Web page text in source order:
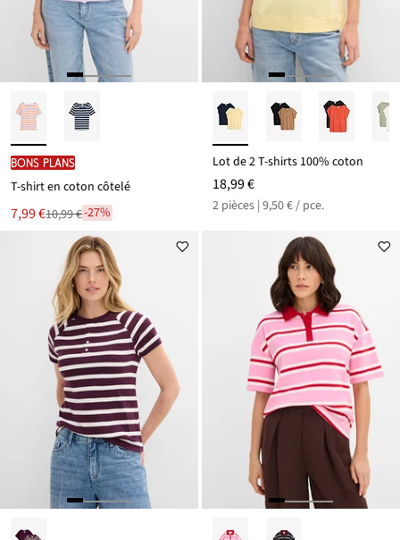
BONS PLANS
T-shirt en coton côtelé
Le
nouveau
7,99 €
Remise10,99 €-27%
Lot de 2 T-shirts 100% coton
18,99 €
2 pièces | 9,50 € / pce.